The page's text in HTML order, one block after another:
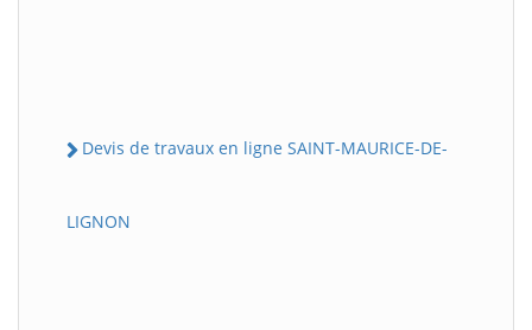
Devis de travaux en ligne SAINT-MAURICE-DE-
LIGNON